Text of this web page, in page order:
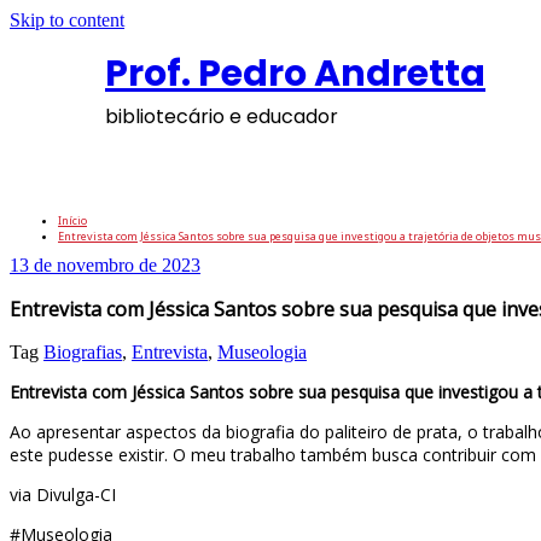
Skip to content
Prof. Pedro Andretta
bibliotecário e educador
Início
Entrevista com Jéssica Santos sobre sua pesquisa que investigou a trajetória de objetos
13 de novembro de 2023
Entrevista com Jéssica Santos sobre sua pesquisa que
Tag Biografias, Entrevista, Museologia
Entrevista com Jéssica Santos sobre sua pesquisa que investigou
Ao apresentar aspectos da biografia do paliteiro de prata, o
este pudesse existir. O meu trabalho também busca contribuir
via Divulga-CI
#Museologia